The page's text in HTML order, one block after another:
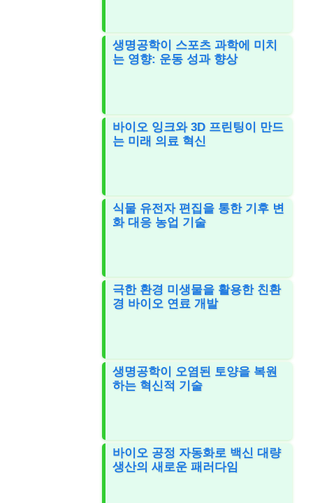
생명공학이 스포츠 과학에 미치
는 영향: 운동 성과 향상
바이오 잉크와 3D 프린팅이 만드
는 미래 의료 혁신
식물 유전자 편집을 통한 기후 변
화 대응 농업 기술
극한 환경 미생물을 활용한 친환
경 바이오 연료 개발
생명공학이 오염된 토양을 복원
하는 혁신적 기술
바이오 공정 자동화로 백신 대량
생산의 새로운 패러다임